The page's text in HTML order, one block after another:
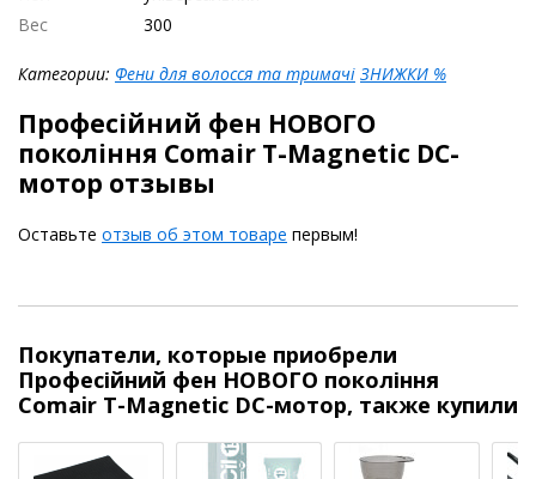
Вес
300
Категории: Фени для волосся та тримачі ЗНИЖКИ %
Професійний фен НОВОГО
покоління Comair T-Magnetic DC-
мотор отзывы
Оставьте отзыв об этом товаре первым!
Покупатели, которые приобрели
Професійний фен НОВОГО покоління
Comair T-Magnetic DC-мотор, также купили